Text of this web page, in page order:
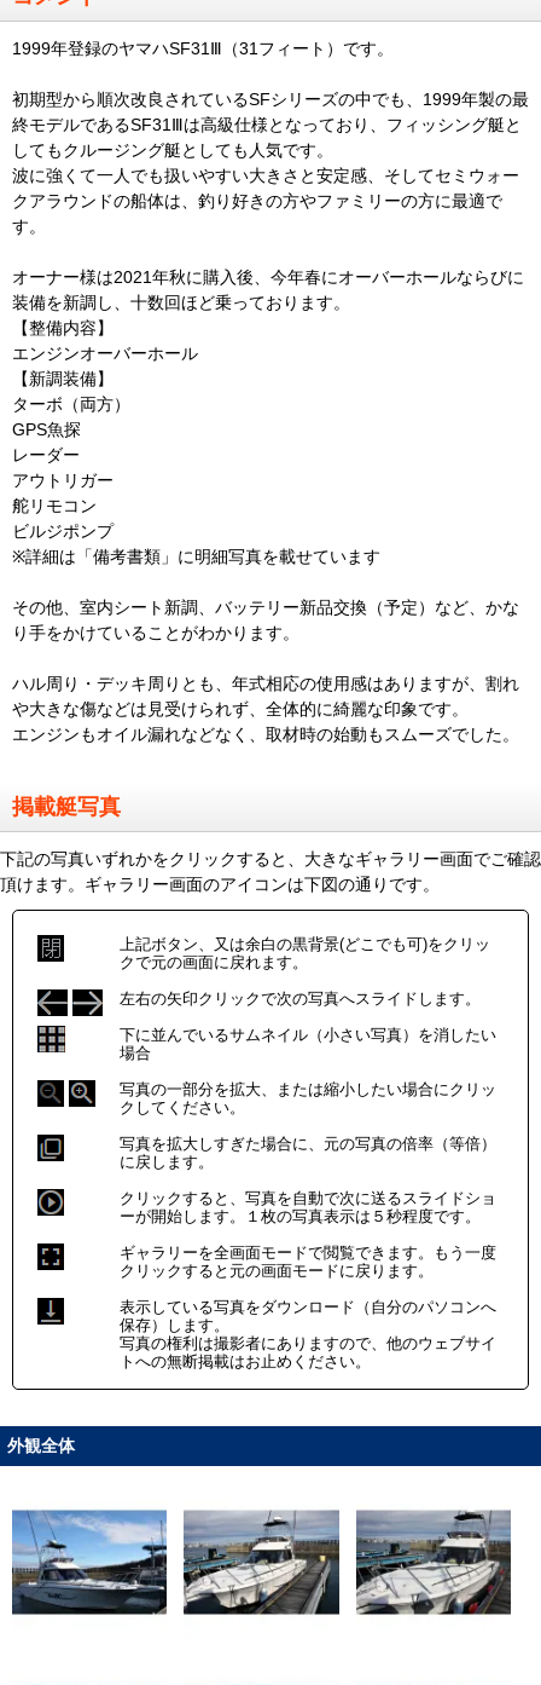
1999年登録のヤマハSF31Ⅲ（31フィート）です。
初期型から順次改良されているSFシリーズの中でも、1999年製の最
終モデルであるSF31Ⅲは高級仕様となっており、フィッシング艇と
してもクルージング艇としても人気です。
波に強くて一人でも扱いやすい大きさと安定感、そしてセミウォー
クアラウンドの船体は、釣り好きの方やファミリーの方に最適で
す。
オーナー様は2021年秋に購入後、今年春にオーバーホールならびに
装備を新調し、十数回ほど乗っております。
【整備内容】
エンジンオーバーホール
【新調装備】
ターボ（両方）
GPS魚探
レーダー
アウトリガー
舵リモコン
ビルジポンプ
※詳細は「備考書類」に明細写真を載せています
その他、室内シート新調、バッテリー新品交換（予定）など、かな
り手をかけていることがわかります。
ハル周り・デッキ周りとも、年式相応の使用感はありますが、割れ
や大きな傷などは見受けられず、全体的に綺麗な印象です。
エンジンもオイル漏れなどなく、取材時の始動もスムーズでした。
掲載艇写真
下記の写真いずれかをクリックすると、大きなギャラリー画面でご確認
頂けます。ギャラリー画面のアイコンは下図の通りです。
上記ボタン、又は余白の黒背景(どこでも可)をクリッ
クで元の画面に戻れます。
左右の矢印クリックで次の写真へスライドします。
下に並んでいるサムネイル（小さい写真）を消したい
場合
写真の一部分を拡大、または縮小したい場合にクリッ
クしてください。
写真を拡大しすぎた場合に、元の写真の倍率（等倍）
に戻します。
クリックすると、写真を自動で次に送るスライドショ
ーが開始します。１枚の写真表示は５秒程度です。
ギャラリーを全画面モードで閲覧できます。もう一度
クリックすると元の画面モードに戻ります。
表示している写真をダウンロード（自分のパソコンへ
保存）します。
写真の権利は撮影者にありますので、他のウェブサイ
トへの無断掲載はお止めください。
外観全体